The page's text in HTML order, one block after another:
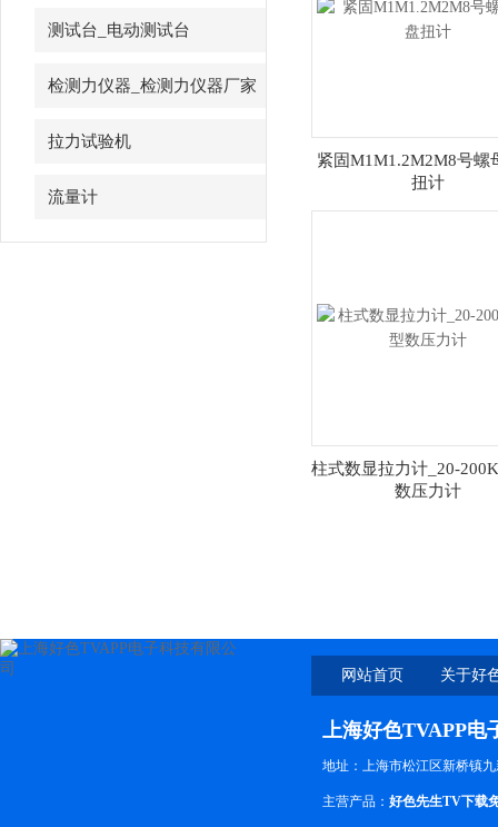
测试台_电动测试台
检测力仪器_检测力仪器厂家
拉力试验机
流量计
紧固M1M1.2M2M8号螺
扭计
柱式数显拉力计_20-
数压力计
网站首页 关于好
上海好色TVAPP
地址：上海市松江区新桥镇
主营产品： 好色先生TV下载